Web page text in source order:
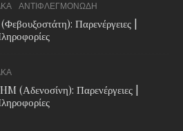
ΑΝΤΙΦΛΕΓΜΟΝΩΔΗ
Παρενέργειες |
(Αδενοσίνη): Παρενέργειες |